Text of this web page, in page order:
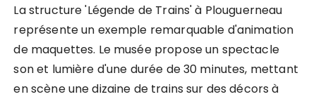
La structure 'Légende de Trains' à Plouguerneau
représente un exemple remarquable d'animation
de maquettes. Le musée propose un spectacle
son et lumière d'une durée de 30 minutes, mettant
en scène une dizaine de trains sur des décors à